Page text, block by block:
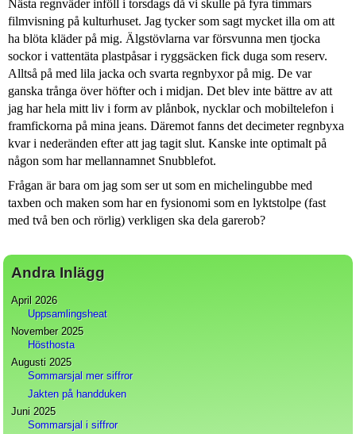
Nästa regnväder inföll i torsdags då vi skulle på fyra timmars
filmvisning på kulturhuset. Jag tycker som sagt mycket illa om att
ha blöta kläder på mig. Älgstövlarna var försvunna men tjocka
sockor i vattentäta plastpåsar i ryggsäcken fick duga som reserv.
Alltså på med lila jacka och svarta regnbyxor på mig. De var
ganska trånga över höfter och i midjan. Det blev inte bättre av att
jag har hela mitt liv i form av plånbok, nycklar och mobiltelefon i
framfickorna på mina jeans. Däremot fanns det decimeter regnbyxa
kvar i nederänden efter att jag tagit slut. Kanske inte optimalt på
någon som har mellannamnet Snubblefot.
Frågan är bara om jag som ser ut som en michelingubbe med
taxben och maken som har en fysionomi som en lyktstolpe (fast
med två ben och rörlig) verkligen ska dela garerob?
Andra Inlägg
April 2026
Uppsamlingsheat
November 2025
Hösthosta
Augusti 2025
Sommarsjal mer siffror
Jakten på handduken
Juni 2025
Sommarsjal i siffror